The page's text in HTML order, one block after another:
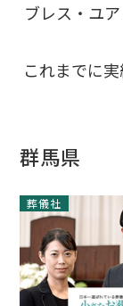
ブレス・ユ
これまでに
群馬県
葬儀社